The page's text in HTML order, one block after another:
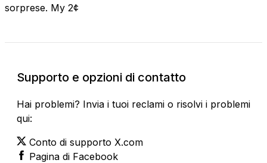
sorprese. My 2¢
Supporto e opzioni di contatto
Hai problemi? Invia i tuoi reclami o risolvi i problemi
qui:
Conto di supporto X.com
Pagina di Facebook